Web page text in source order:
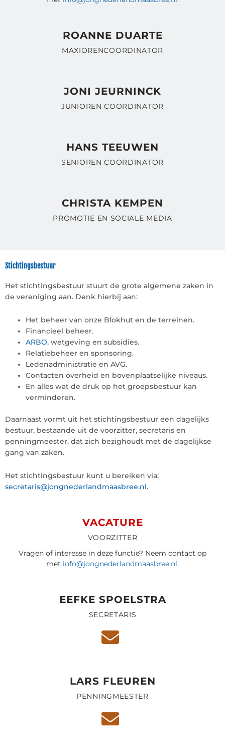
ROANNE DUARTE
MAXIORENCOÖRDINATOR
JONI JEURNINCK
JUNIOREN COÖRDINATOR
HANS TEEUWEN
SENIOREN COÖRDINATOR
CHRISTA KEMPEN
PROMOTIE EN SOCIALE MEDIA
Stichtingsbestuur
Het stichtingsbestuur stuurt de grote algemene zaken in
de vereniging aan. Denk hierbij aan:
Het beheer van onze Blokhut en de terreinen.
Financieel beheer.
ARBO, wetgeving en subsidies.
Relatiebeheer en sponsoring.
Ledenadministratie en AVG.
Contacten overheid en bovenplaatselijke niveaus.
En alles wat de druk op het groepsbestuur kan
verminderen.
Daarnaast vormt uit het stichtingsbestuur een dagelijks
bestuur, bestaande uit de voorzitter, secretaris en
penningmeester, dat zich bezighoudt met de dagelijkse
gang van zaken.
Het stichtingsbestuur kunt u bereiken via:
secretaris@jongnederlandmaasbree.nl.
VACATURE
VOORZITTER
Vragen of interesse in deze functie? Neem contact op
met info@jongnederlandmaasbree.nl.
EEFKE SPOELSTRA
SECRETARIS
LARS FLEUREN
PENNINGMEESTER